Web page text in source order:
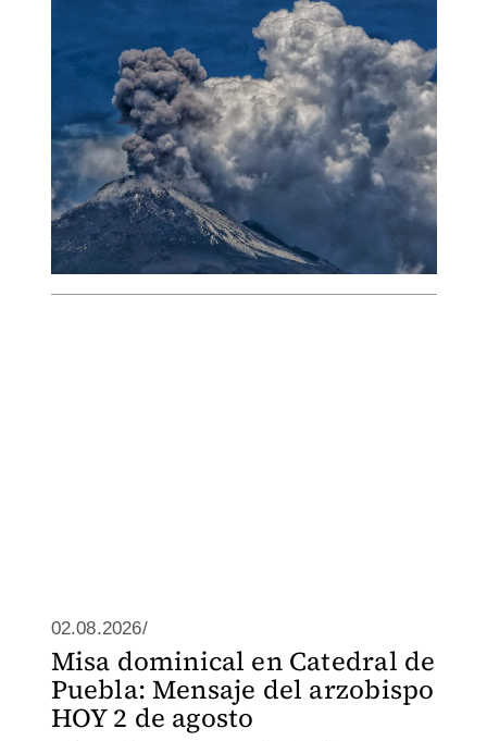
02.08.2026/
Misa dominical en Catedral de
Puebla: Mensaje del arzobispo
HOY 2 de agosto